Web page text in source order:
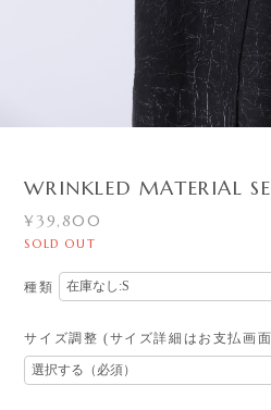
WRINKLED MATERIAL
¥39,800
SOLD OUT
種類
サイズ調整 (サイズ詳細はお支払画